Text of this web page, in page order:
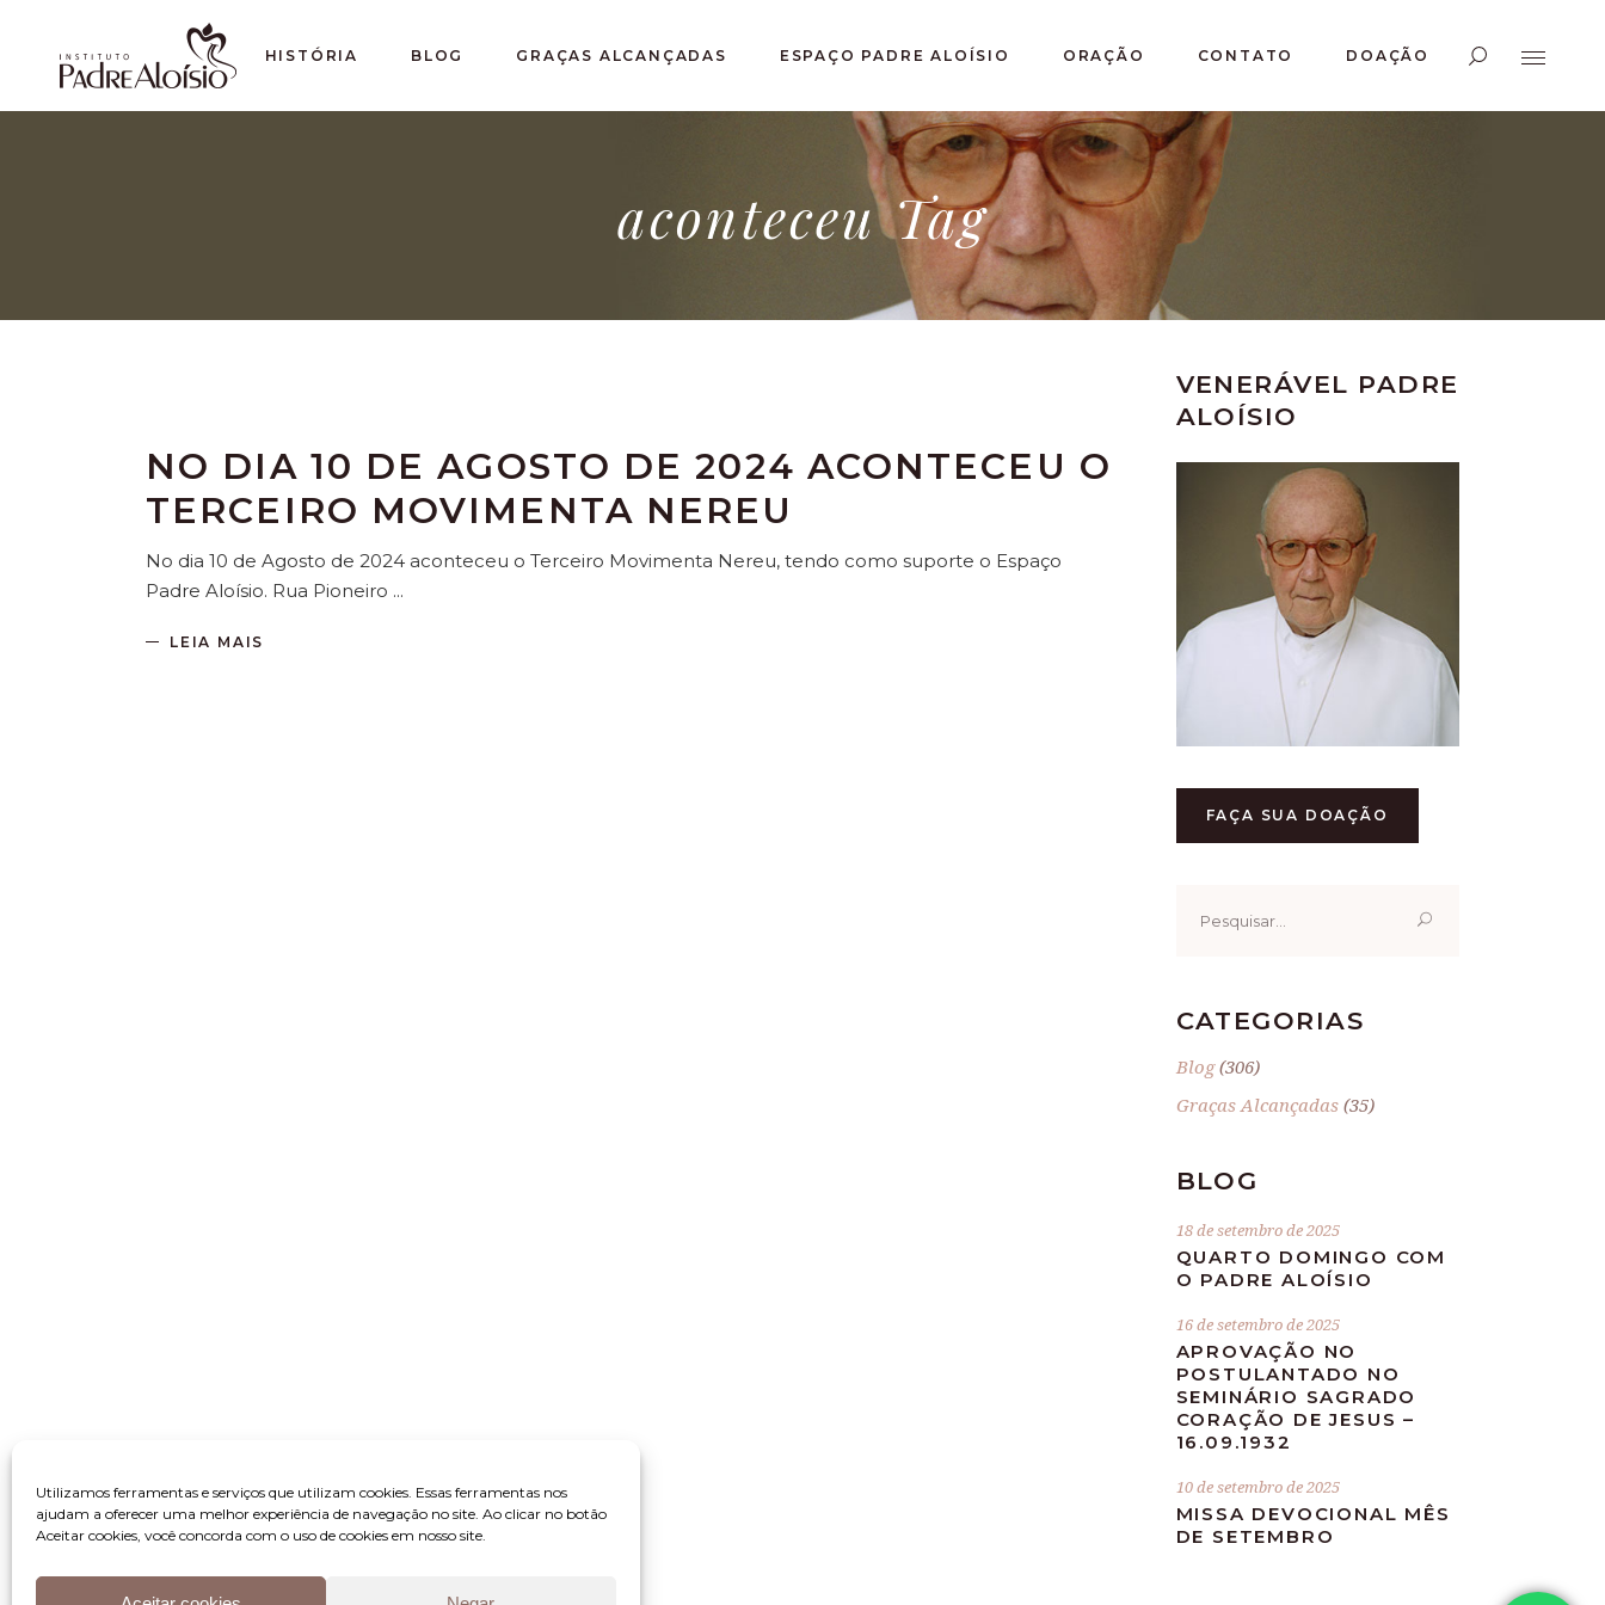
Utilizamos ferramentas e serviços que utilizam cookies. Essas ferramentas nos
ajudam a oferecer uma melhor experiência de navegação no site. Ao clicar no botão
Aceitar cookies, você concorda com o uso de cookies em nosso site.
HISTÓRIA BLOG GRAÇAS ALCANÇADAS ESPAÇO PADRE ALOÍSIO ORAÇÃO CONTATO DOAÇÃO
aconteceu Tag
NO DIA 10 DE AGOSTO DE 2024 ACONTECEU O
TERCEIRO MOVIMENTA NEREU
No dia 10 de Agosto de 2024 aconteceu o Terceiro Movimenta Nereu, tendo como suporte o Espaço
Padre Aloísio. Rua Pioneiro
LEIA MAIS
VENERÁVEL PADRE
ALOÍSIO
FAÇA SUA DOAÇÃO
por:
CATEGORIAS
Blog(306)
Graças Alcançadas(35)
BLOG
18 de setembro de 2025
QUARTO DOMINGO COM
O PADRE ALOÍSIO
16 de setembro de 2025
APROVAÇÃO NO
POSTULANTADO NO
SEMINÁRIO SAGRADO
CORAÇÃO DE JESUS –
16.09.1932
10 de setembro de 2025
MISSA DEVOCIONAL MÊS
DE SETEMBRO